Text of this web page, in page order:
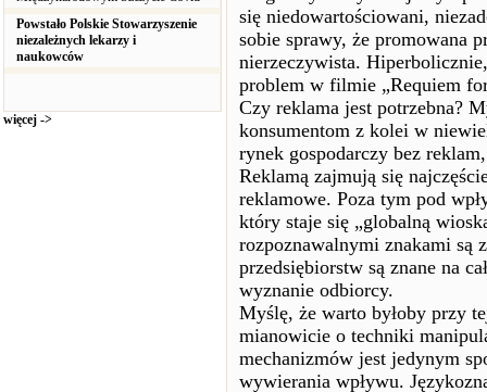
Powstało Polskie Stowarzyszenie
niezależnych lekarzy i
naukowców
więcej ->
się niedowartościowani,
sobie sprawy, że promowana
nierzeczywista.
problem w filmie „Requiem
Czy reklama jest potrzebna?
konsumentom z kolei w
rynek gospodarczy bez
Reklamą zajmują się
reklamowe. Poza tym pod
który staje się „globalną
rozpoznawalnymi znakami są
przedsiębiorstw są znane na
wyznanie odbiorcy.
Myślę, że warto byłoby przy
mianowicie o techniki
mechanizmów jest jedynym
wywierania wpływu.